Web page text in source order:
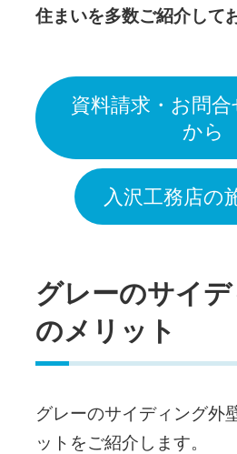
住まいを多数ご紹介して
資料請求・お問
から
入沢工務店の
グレーのサイ
のメリット
グレーのサイディング外
ットをご紹介します。